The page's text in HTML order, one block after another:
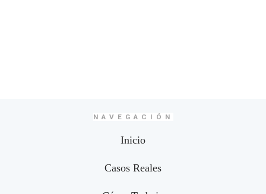
NAVEGACIÓN
Inicio
Casos Reales